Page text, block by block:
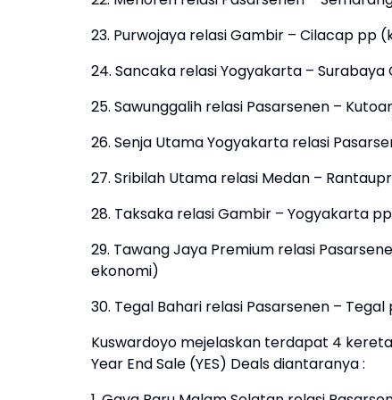
23. Purwojaya relasi Gambir – Cilacap pp
24. Sancaka relasi Yogyakarta –
25. Sawunggalih relasi Pasarsenen –
26. Senja Utama Yogyakarta relasi
27. Sribilah Utama relasi Medan –
28. Taksaka relasi Gambir – Yogyakarta
29. Tawang Jaya Premium relasi
ekonomi)
30. Tegal Bahari relasi Pasarsenen –
Kuswardoyo mejelaskan terdapat 4
Year End Sale (YES) Deals diantaranya :